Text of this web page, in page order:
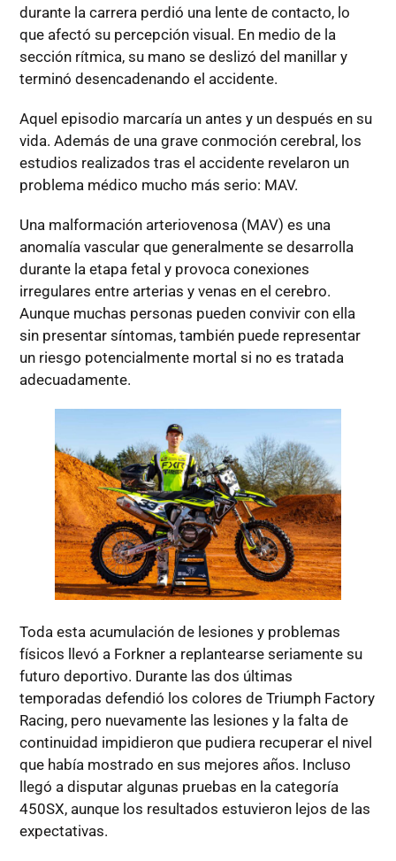
durante la carrera perdió una lente de contacto, lo
que afectó su percepción visual. En medio de la
sección rítmica, su mano se deslizó del manillar y
terminó desencadenando el accidente.
Aquel episodio marcaría un antes y un después en su
vida. Además de una grave conmoción cerebral, los
estudios realizados tras el accidente revelaron un
problema médico mucho más serio: MAV.
Una malformación arteriovenosa (MAV) es una
anomalía vascular que generalmente se desarrolla
durante la etapa fetal y provoca conexiones
irregulares entre arterias y venas en el cerebro.
Aunque muchas personas pueden convivir con ella
sin presentar síntomas, también puede representar
un riesgo potencialmente mortal si no es tratada
adecuadamente.
Toda esta acumulación de lesiones y problemas
físicos llevó a Forkner a replantearse seriamente su
futuro deportivo. Durante las dos últimas
temporadas defendió los colores de Triumph Factory
Racing, pero nuevamente las lesiones y la falta de
continuidad impidieron que pudiera recuperar el nivel
que había mostrado en sus mejores años. Incluso
llegó a disputar algunas pruebas en la categoría
450SX, aunque los resultados estuvieron lejos de las
expectativas.